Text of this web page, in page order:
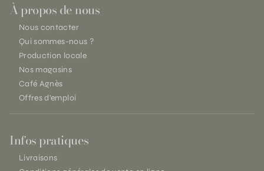
À propos de nous
Nous contacter
Qui sommes-nous ?
Production locale
Nos magasins
Café Agnès
Offres d'emploi
Infos pratiques
Livraisons